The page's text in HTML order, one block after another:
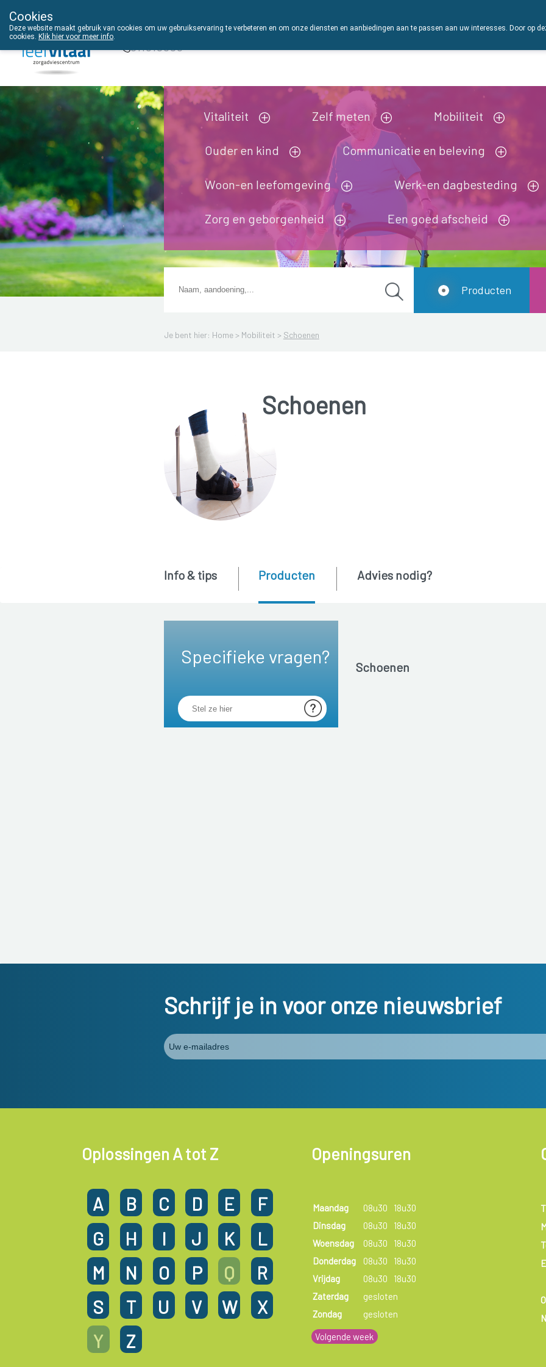
THUISZORGADVIES
011610303
Vitaliteit Zelf meten Mobiliteit
Ouder en kind Communicatie en beleving
Woon-en leefomgeving Werk-en dagbesteding
Zorg en geborgenheid Een goed afscheid
Je bent hier: Home > Mobiliteit > Schoenen
Producten
Schoenen
Specifieke vragen?
Info & tips Producten Advies nodig?
Schoenen
Schrijf je in voor onze nieuwsbrief
Oplossingen A tot Z
A B C D E
F
G
H I J K
L
M
N O P Q
R
S
T U V W
X
Y
Z
Openingsuren
Maandag 08u30
18u30
Dinsdag
08u30
18u30
Woensdag
08u30
18u30
Donderdag
08u30
18u30
Vrijdag
08u30
18u30
Zaterdag
gesloten
Zondag
gesloten
Volgende week
Cookies
Deze website maakt gebruik van cookies om uw gebruikservaring te verbeteren en om onze diensten en aanbiedingen aan te passen aan uw interesses. Door op
cookies. Klik hier voor meer info.